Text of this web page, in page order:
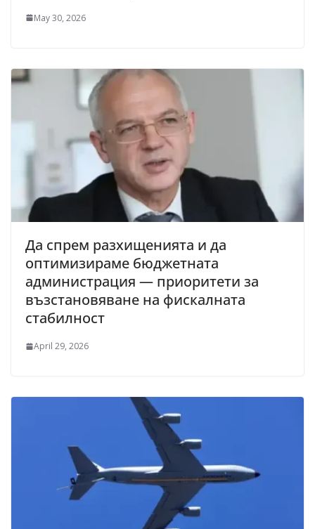
May 30, 2026
Да спрем разхищенията и да
оптимизираме бюджетната
администрация — приоритети за
възстановяване на фискалната
стабилност
April 29, 2026